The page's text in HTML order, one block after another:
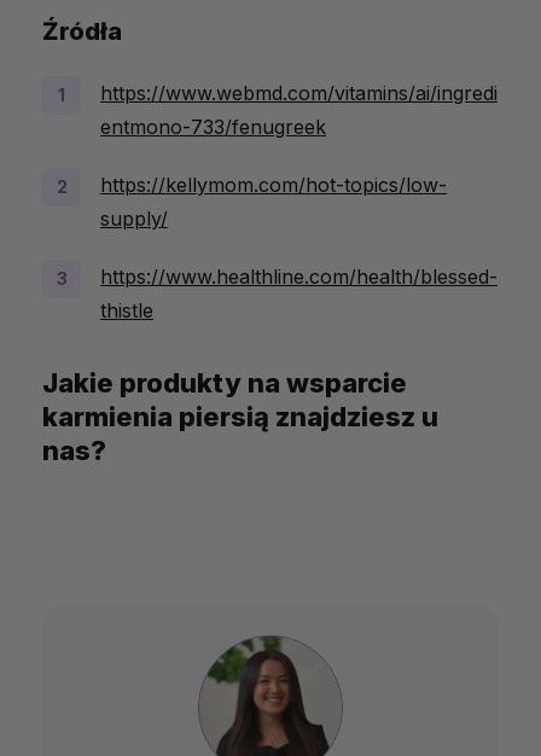
Źródła
https://www.webmd.com/vitamins/ai/ingredi
entmono-733/fenugreek
https://kellymom.com/hot-topics/low-
supply/
https://www.healthline.com/health/blessed-
thistle
Jakie produkty na wsparcie
karmienia piersią znajdziesz u
nas?